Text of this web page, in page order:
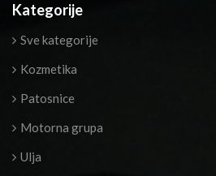
Kategorije
Sve kategorije
Kozmetika
Patosnice
Motorna grupa
Ulja